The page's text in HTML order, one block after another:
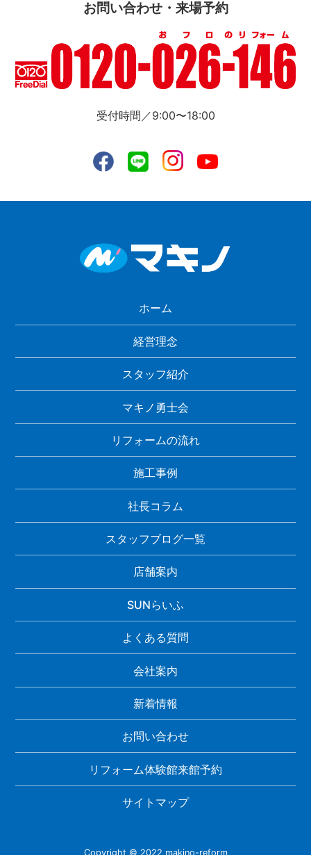
お問い合わせ・来場予約
受付時間／9:00〜18:00
ホーム
経営理念
スタッフ紹介
マキノ勇士会
リフォームの流れ
施工事例
社長コラム
スタッフブログ一覧
店舗案内
SUNらいふ
よくある質問
会社案内
新着情報
お問い合わせ
リフォーム体験館来館予約
サイトマップ
Copyright © 2022 makino-reform